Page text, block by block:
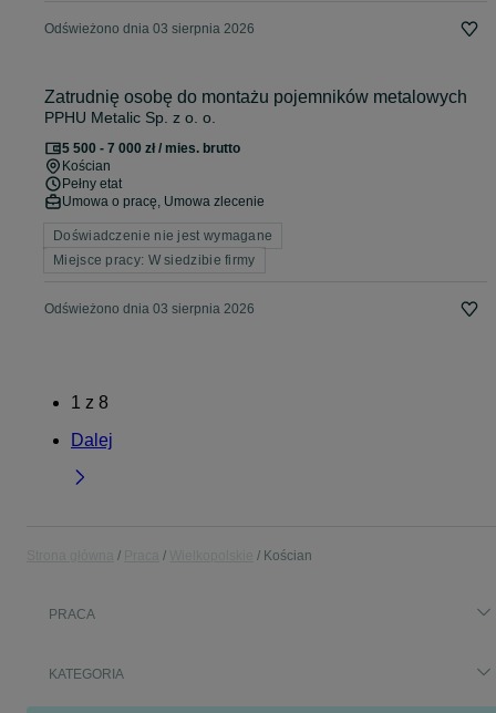
Odświeżono dnia 03 sierpnia 2026
Zatrudnię osobę do montażu pojemników metalowych
PPHU Metalic Sp. z o. o.
5 500 - 7 000 zł / mies. brutto
Kościan
Pełny etat
Umowa o pracę, Umowa zlecenie
Doświadczenie nie jest wymagane
Miejsce pracy: W siedzibie firmy
Odświeżono dnia 03 sierpnia 2026
1 z 8
Dalej
Kościan
PRACA
KATEGORIA